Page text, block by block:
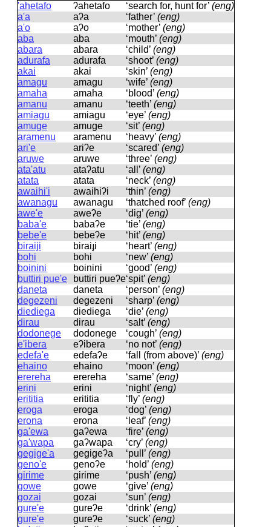
'ahetafo
ʔahetafo ‘search for, hunt for’ (eng)
a'a
aʔa ‘father’ (eng)
a'o
aʔo ‘mother’ (eng)
aba
aba ‘mouth’ (eng)
abara
abara ‘child’ (eng)
adurafa
adurafa ‘shoot’ (eng)
akai
akai ‘skin’ (eng)
amagu
amaɡu ‘wife’ (eng)
amaha
amaha ‘blood’ (eng)
amanu
amanu ‘teeth’ (eng)
amiagu
amiaɡu ‘eye’ (eng)
amuge
amuɡe ‘sit’ (eng)
aramenu
aramenu ‘heavy’ (eng)
ari'e
ariʔe ‘scared’ (eng)
aruwe
aruwe ‘three’ (eng)
ata'atu
ataʔatu ‘all’ (eng)
atata
atata ‘neck’ (eng)
awaihi'i
awaihiʔi ‘thin’ (eng)
awanagu
awanaɡu ‘thatched roof’ (eng)
awe'e
aweʔe ‘dig’ (eng)
baba'e
babaʔe ‘tie’ (eng)
bebe'e
bebeʔe ‘hit’ (eng)
biraiji
biraiɟi ‘heart’ (eng)
bohi
bohi ‘new’ (eng)
boinini
boinini ‘good’ (eng)
buttiri pue'e
buttiri pueʔe‘spit’ (eng)
daneta
daneta ‘person’ (eng)
degezeni
deɡezeni ‘sharp’ (eng)
diediega
diedieɡa ‘die’ (eng)
dirau
dirau ‘salt’ (eng)
dodonege
dodoneɡe ‘cough’ (eng)
e'ibera
eʔibera ‘no not’ (eng)
edefa'e
edefaʔe ‘fall (from above)’ (eng)
ehaino
ehaino ‘moon’ (eng)
erereha
erereha ‘same’ (eng)
erini
erini ‘night’ (eng)
erititia
erititia ‘fly’ (eng)
eroga
eroɡa ‘dog’ (eng)
erona
erona ‘leaf’ (eng)
ga'ewa
ɡaʔewa ‘fire’ (eng)
ga'wapa
ɡaʔwapa ‘cry’ (eng)
gegige'a
ɡeɡiɡeʔa ‘pull’ (eng)
geno'e
ɡenoʔe ‘hold’ (eng)
girime
ɡirime ‘push’ (eng)
gowe
ɡowe ‘give’ (eng)
gozai
ɡozai ‘sun’ (eng)
gure'e
ɡureʔe ‘drink’ (eng)
gure'e
ɡureʔe ‘suck’ (eng)